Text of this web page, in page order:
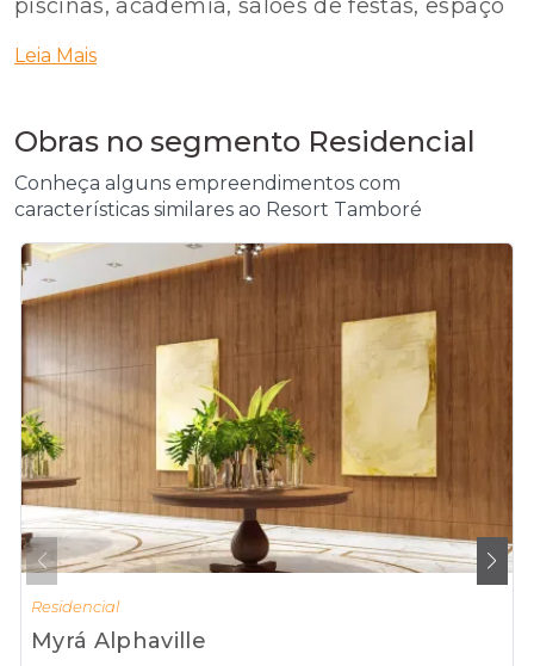
piscinas, academia, salões de festas, espaço
gourmet, quadras de squash e poliesportiva,
vencedor do Prêmio Master.
Leia Mais
Leia Mais
Obras no segmento Residencial
Conheça alguns empreendimentos com
características similares ao Resort Tamboré
Residencial
Myrá Alphaville